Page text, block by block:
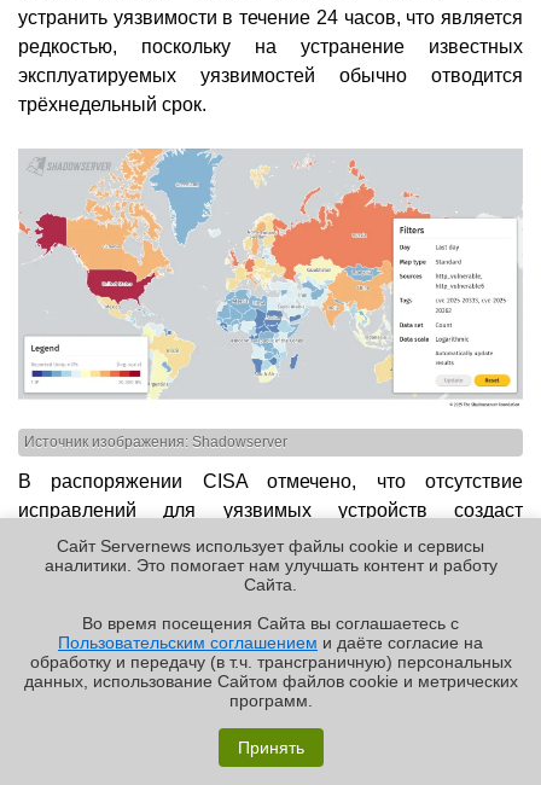
✖
устранить уязвимости в течение 24 часов, что является
редкостью, поскольку на устранение известных
эксплуатируемых уязвимостей обычно отводится
трёхнедельный срок.
Источник изображения: Shadowserver
В распоряжении CISA отмечено, что отсутствие
исправлений для уязвимых устройств создаст
«неприемлемый риск» для государственных систем.
Агентство сообщило, что злоумышленники используют
уязвимости нулевого дня для «получения
неаутентифицированного удалённого выполнения кода
на устройствах ASA, а также манипуляции с
постоянной памятью (ПЗУ) для сохранения
работоспособности после перезагрузки и обновления
системы». Уязвимости затрагивают ПО Cisco ASA
версий 9.12, 9.14, 9.16–9.20 и 9.22–9.23, а также версии
Сайт Servernews использует файлы cookie и сервисы
аналитики. Это помогает нам улучшать контент и работу
Cайта.
Во время посещения Cайта вы соглашаетесь с
Пользовательским соглашением и даёте согласие на
обработку и передачу (в т.ч. трансграничную) персональных
данных, использование Cайтом файлов cookie и метрических
программ.
Принять